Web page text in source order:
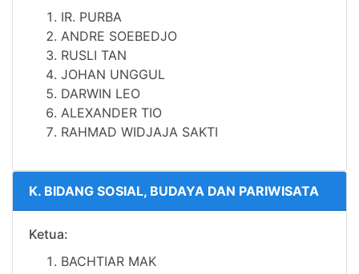
IR. PURBA
ANDRE SOEBEDJO
RUSLI TAN
JOHAN UNGGUL
DARWIN LEO
ALEXANDER TIO
RAHMAD WIDJAJA SAKTI
K. BIDANG SOSIAL, BUDAYA DAN PARIWISATA
Ketua:
BACHTIAR MAK